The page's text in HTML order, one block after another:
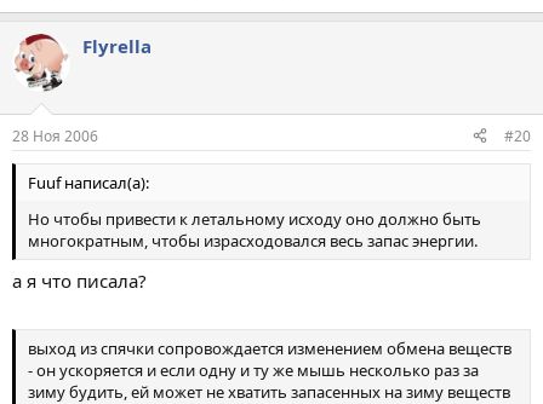
Flyrella
28 Ноя 2006 #20
Fuuf написал(а):
Но чтобы привести к летальному исходу оно должно быть
многократным, чтобы израсходовался весь запас энергии.
а я что писала?
выход из спячки сопровождается изменением обмена веществ
- он ускоряется и если одну и ту же мышь несколько раз за
зиму будить, ей может не хватить запасенных на зиму веществ